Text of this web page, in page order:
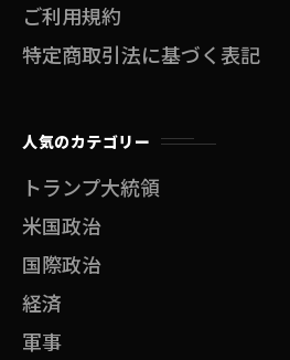
ご利用規約
特定商取引法に基づく表記
人気のカテゴリー
トランプ大統領
米国政治
国際政治
経済
軍事